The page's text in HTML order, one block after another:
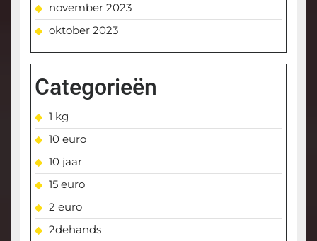
november 2023
oktober 2023
Categorieën
1 kg
10 euro
10 jaar
15 euro
2 euro
2dehands